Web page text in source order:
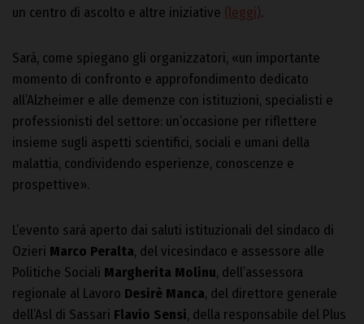
un centro di ascolto e altre iniziative (leggi).
Sarà, come spiegano gli organizzatori, «un importante
momento di confronto e approfondimento dedicato
all’Alzheimer e alle demenze con istituzioni, specialisti e
professionisti del settore: un’occasione per riflettere
insieme sugli aspetti scientifici, sociali e umani della
malattia, condividendo esperienze, conoscenze e
prospettive».
L’evento sarà aperto dai saluti istituzionali del sindaco di
Ozieri Marco Peralta, del vicesindaco e assessore alle
Politiche Sociali Margherita Molinu, dell’assessora
regionale al Lavoro Desirè Manca, del direttore generale
dell’Asl di Sassari Flavio Sensi, della responsabile del Plus